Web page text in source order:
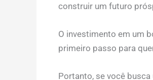
construir um futuro
O investimento em um
primeiro passo para
Portanto, se você